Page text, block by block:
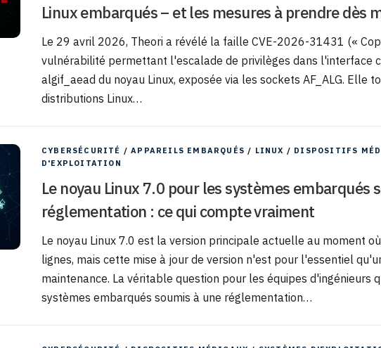
Linux embarqués – et les mesures à prendre dès
Le 29 avril 2026, Theori a révélé la faille CVE-2026-31431 («
vulnérabilité permettant l'escalade de privilèges dans l'interface
algif_aead du noyau Linux, exposée via les sockets AF_ALG. Elle
distributions Linux…
CYBERSÉCURITÉ /APPAREILS EMBARQUÉS / LINUX / DISPOSITIFS
D'EXPLOITATION
Le noyau Linux 7.0 pour les systèmes embarqués
réglementation : ce qui compte vraiment
Le noyau Linux 7.0 est la version principale actuelle au moment
lignes, mais cette mise à jour de version n'est pour l'essentiel
maintenance. La véritable question pour les équipes d'ingénieurs
systèmes embarqués soumis à une réglementation…